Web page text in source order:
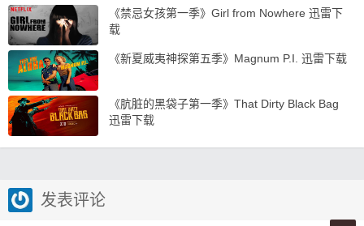
《禁忌女孩第一季》Girl from Nowhere 迅雷下
载
《新夏威夷神探第五季》Magnum P.I. 迅雷下载
《肮脏的黑袋子第一季》That Dirty Black Bag
迅雷下载
发表评论